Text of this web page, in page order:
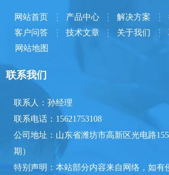
网站首页 产品中心 解决方案
客户问答
技术文章 关于我们
网站地图
联系我们
联系人：孙经理
联系电话：15621753108
公司地址：山东省潍坊市高新区光电路
期）
特别声明：本站部分内容来自网络，如有